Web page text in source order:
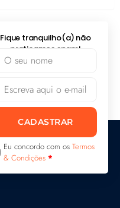
Fique tranquilho(a) não
praticamos spam!
CADASTRAR
Eu concordo com os Termos
& Condições *